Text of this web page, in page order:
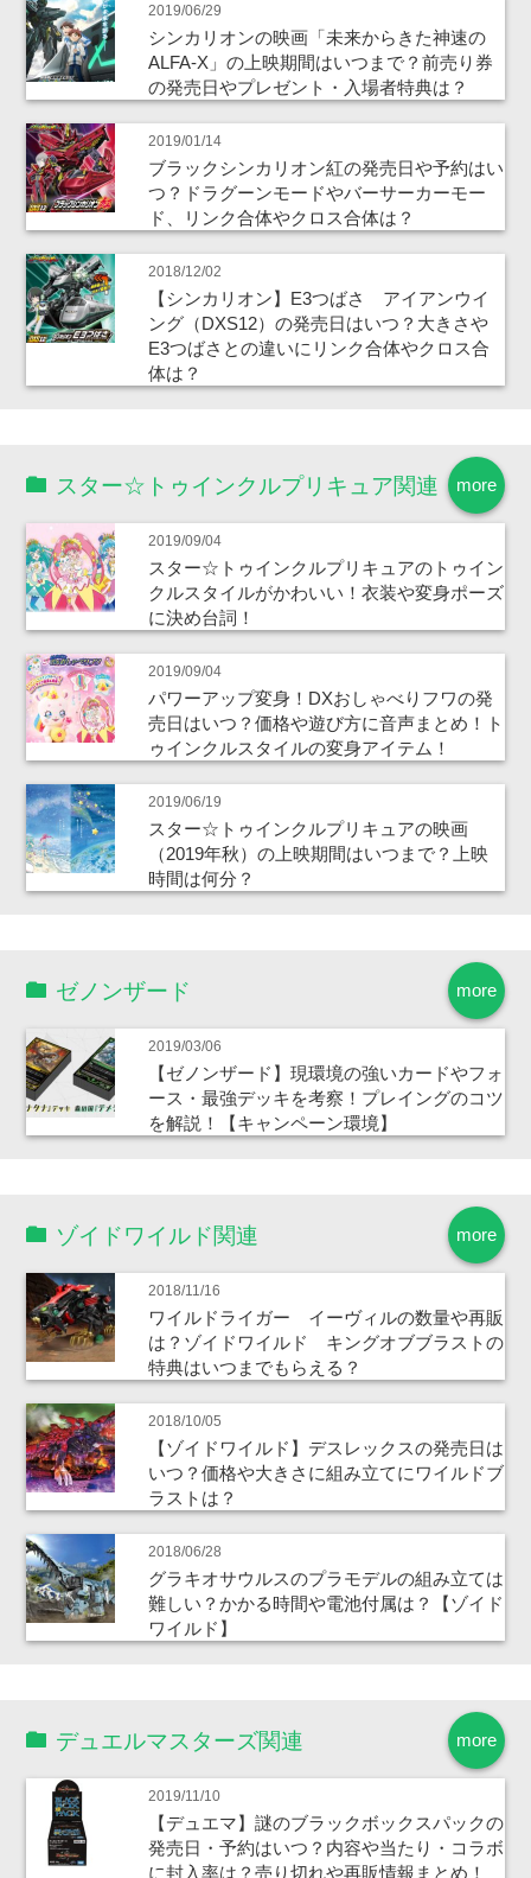
2019/06/29
シンカリオンの映画「未来からきた神速の
ALFA-X」の上映期間はいつまで？前売り券
の発売日やプレゼント・入場者特典は？
2019/01/14
ブラックシンカリオン紅の発売日や予約はい
つ？ドラグーンモードやバーサーカーモー
ド、リンク合体やクロス合体は？
2018/12/02
【シンカリオン】E3つばさ アイアンウイ
ング（DXS12）の発売日はいつ？大きさや
E3つばさとの違いにリンク合体やクロス合
体は？
more
スター☆トゥインクルプリキュア関連
2019/09/04
スター☆トゥインクルプリキュアのトゥイン
クルスタイルがかわいい！衣装や変身ポーズ
に決め台詞！
2019/09/04
パワーアップ変身！DXおしゃべりフワの発
売日はいつ？価格や遊び方に音声まとめ！ト
ゥインクルスタイルの変身アイテム！
2019/06/19
スター☆トゥインクルプリキュアの映画
（2019年秋）の上映期間はいつまで？上映
時間は何分？
more
ゼノンザード
2019/03/06
【ゼノンザード】現環境の強いカードやフォ
ース・最強デッキを考察！プレイングのコツ
を解説！【キャンペーン環境】
more
ゾイドワイルド関連
2018/11/16
ワイルドライガー イーヴィルの数量や再販
は？ゾイドワイルド キングオブブラストの
特典はいつまでもらえる？
2018/10/05
【ゾイドワイルド】デスレックスの発売日は
いつ？価格や大きさに組み立てにワイルドブ
ラストは？
2018/06/28
グラキオサウルスのプラモデルの組み立ては
難しい？かかる時間や電池付属は？【ゾイド
ワイルド】
more
デュエルマスターズ関連
2019/11/10
【デュエマ】謎のブラックボックスパックの
発売日・予約はいつ？内容や当たり・コラボ
に封入率は？売り切れや再販情報まとめ！